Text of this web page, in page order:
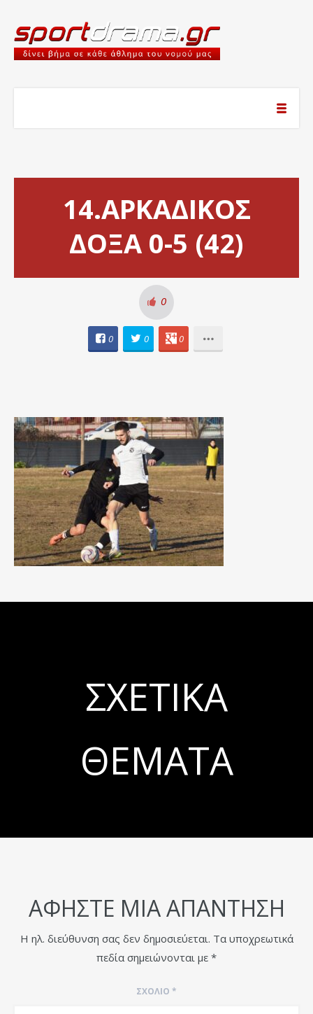
14.ΑΡΚΑΔΙΚΟΣ
ΔΟΞΑ 0-5 (42)
0
0 0 0
ΣΧΕΤΙΚΆ
ΘΈΜΑΤΑ
ΑΦΉΣΤΕ ΜΙΑ ΑΠΆΝΤΗΣΗ
Η ηλ. διεύθυνση σας δεν δημοσιεύεται. Τα υποχρεωτικά
πεδία σημειώνονται με *
ΣΧΌΛΙΟ *